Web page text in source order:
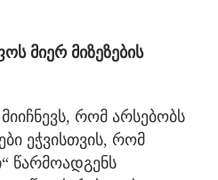
მიერ მიზეზების
რომ არსებობს
ეჭვისთვის, რომ
წარმოადგენს